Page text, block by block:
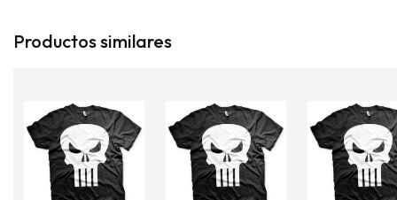
Productos similares